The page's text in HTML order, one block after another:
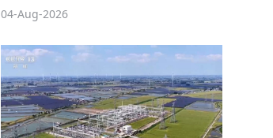
04-Aug-2026